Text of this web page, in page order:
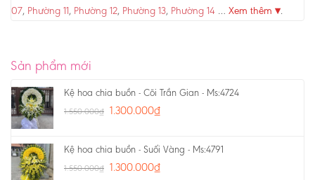
07, Phường 11, Phường 12, Phường 13, Phường 14 … Xem thêm ▾.
Sản phẩm mới
Kệ hoa chia buồn - Cõi Trần Gian - Ms:4724
1.550.000₫ 1.300.000₫
Kệ hoa chia buồn - Suối Vàng - Ms:4791
1.550.000₫ 1.300.000₫